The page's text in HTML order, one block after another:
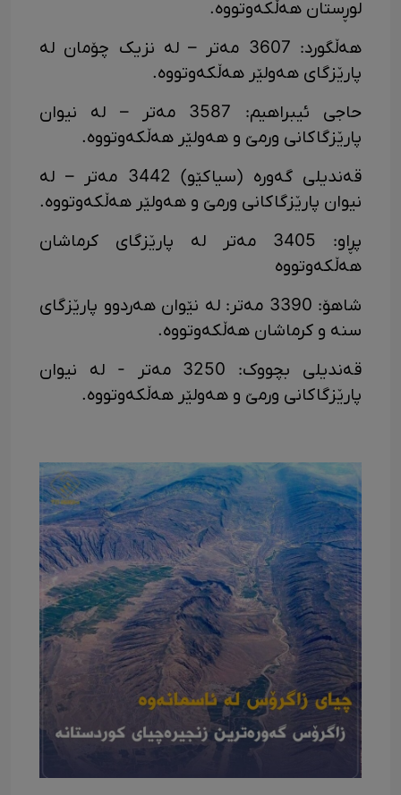
لوڕستان هەڵکەوتووە.
هەڵگورد: 3607 مەتر – لە نزیک چۆمان لە
پارێزگای هەولێر هەڵکەوتووە.
حاجی ئیبراهیم: 3587 مەتر – لە نیوان
پارێزگاکانی ورمێ و هەولێر هەڵکەوتووە.
قەندیلی گەورە (سیاکێو) 3442 مەتر – لە
نیوان پارێزگاکانی ورمێ و هەولێر هەڵکەوتووە.
پڕاو: 3405 مەتر لە پارێزگای کرماشان
هەڵکەوتووە
شاهۆ: 3390 مەتر: لە نێوان هەردوو پارێزگای
سنە و کرماشان هەڵکەوتووە.
قەندیلی بچووک: 3250 مەتر - لە نیوان
پارێزگاکانی ورمێ و هەولێر هەڵکەوتووە.